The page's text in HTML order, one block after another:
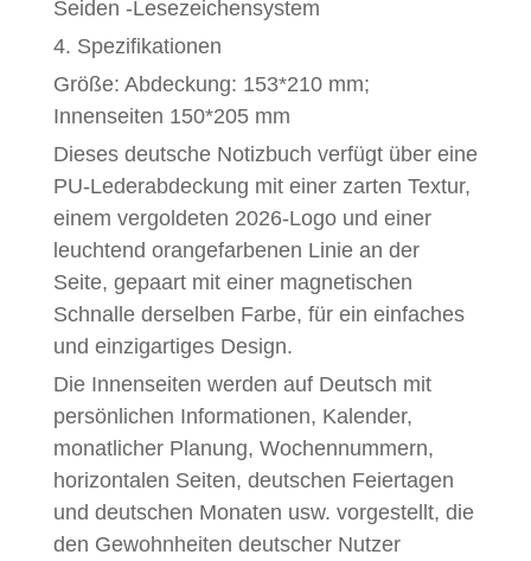
Seiden -Lesezeichensystem
4. Spezifikationen
Größe: Abdeckung: 153*210 mm;
Innenseiten 150*205 mm
Dieses deutsche Notizbuch verfügt über eine
PU-Lederabdeckung mit einer zarten Textur,
einem vergoldeten 2026-Logo und einer
leuchtend orangefarbenen Linie an der
Seite, gepaart mit einer magnetischen
Schnalle derselben Farbe, für ein einfaches
und einzigartiges Design.
Die Innenseiten werden auf Deutsch mit
persönlichen Informationen, Kalender,
monatlicher Planung, Wochennummern,
horizontalen Seiten, deutschen Feiertagen
und deutschen Monaten usw. vorgestellt, die
den Gewohnheiten deutscher Nutzer